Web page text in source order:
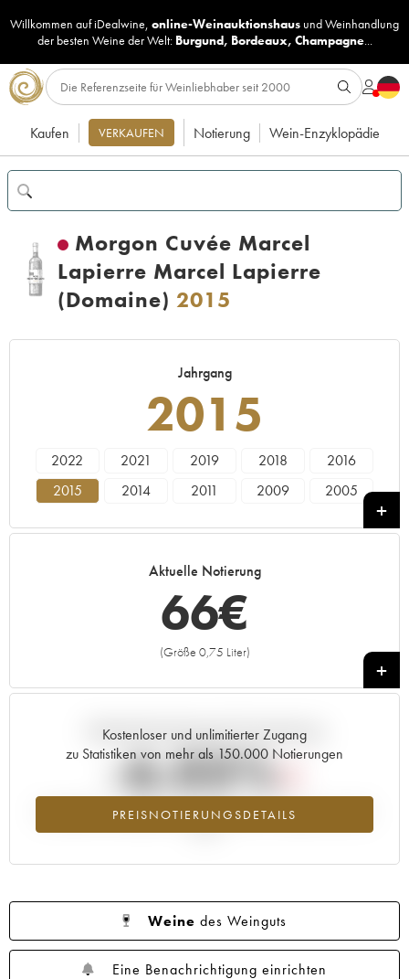
Willkommen auf iDealwine, online-Weinauktionshaus undWeinhandlung
der besten Weine der Welt: Burgund, Bordeaux, Champagne...
Kaufen VERKAUFEN Notierung Wein-Enzyklopädie
Morgon Cuvée Marcel
Lapierre Marcel Lapierre
(Domaine) 2015
Jahrgang
2015
2022 2021 2019 2018
2016
2015
2014 2011 2009
2005
Aktuelle Notierung
66€
(Größe 0,75 Liter)
+
Kostenloser und unlimitierter Zugang
zu Statistiken von mehr als 150.000 Notierungen
PREISNOTIERUNGSDETAILS
Aktuelle Entwicklung der Preisnotierung
-6.03%
Preisabfall des Jahrgangs 2015 im Jahr 2026 im Vergleich zum Jahr
Weine des Weinguts
Eine Benachrichtigung einrichten